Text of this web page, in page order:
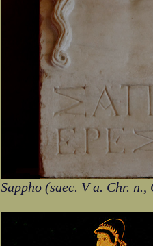
Sappho (saec. V a. Chr.